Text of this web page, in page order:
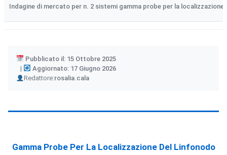
Indagine di mercato per n. 2 sistemi gamma probe per la
Pubblicato il: 15 Ottobre 2025
Aggiornato: 17 Giugno 2026
Redattore:
Author rosalia.cala
Gamma Probe Per La Localizzazione Del Linfonodo